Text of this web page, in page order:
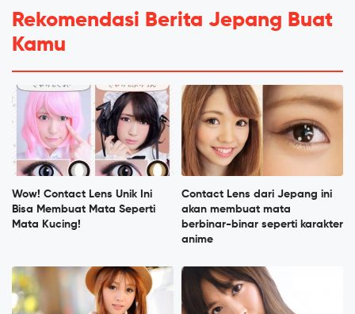
Rekomendasi Berita Jepang Buat
Kamu
Wow! Contact Lens Unik Ini
Bisa Membuat Mata Seperti
Mata Kucing!
Contact Lens dari Jepang ini
akan membuat mata
berbinar-binar seperti karakter
anime